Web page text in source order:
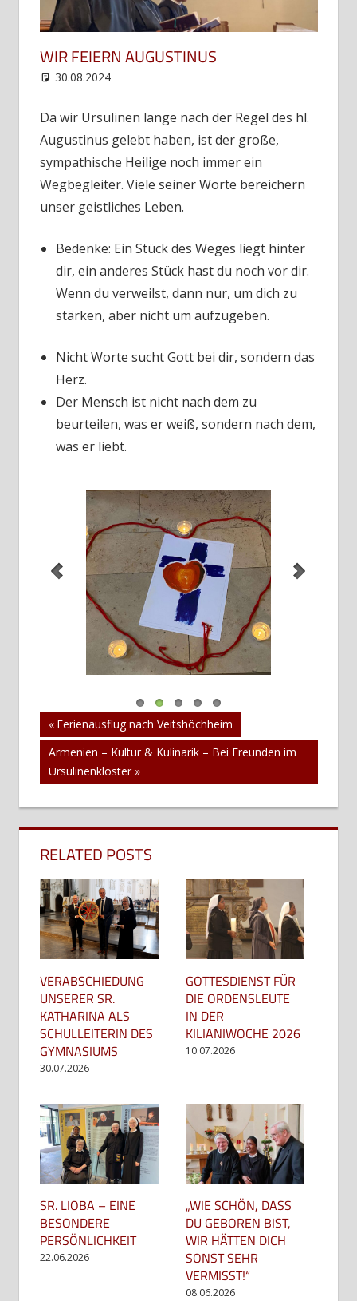
WIR FEIERN AUGUSTINUS
30.08.2024
Da wir Ursulinen lange nach der Regel des hl.
Augustinus gelebt haben, ist der große,
sympathische Heilige noch immer ein
Wegbegleiter. Viele seiner Worte bereichern
unser geistliches Leben.
Bedenke: Ein Stück des Weges liegt hinter
dir, ein anderes Stück hast du noch vor dir.
Wenn du verweilst, dann nur, um dich zu
stärken, aber nicht um aufzugeben.
Nicht Worte sucht Gott bei dir, sondern das
Herz.
Der Mensch ist nicht nach dem zu
beurteilen, was er weiß, sondern nach dem,
was er liebt.
Beitragsnavigation
Vorheriger
Beitrag:
Ferienausflug nach Veitshöchheim
Nächster
Beitrag:
Armenien – Kultur & Kulinarik – Bei Freunden im
Ursulinenkloster
RELATED POSTS
VERABSCHIEDUNG
UNSERER SR.
KATHARINA ALS
SCHULLEITERIN DES
GYMNASIUMS
30.07.2026
GOTTESDIENST FÜR
DIE ORDENSLEUTE
IN DER
KILIANIWOCHE 2026
10.07.2026
SR. LIOBA – EINE
BESONDERE
PERSÖNLICHKEIT
22.06.2026
„WIE SCHÖN, DASS
DU GEBOREN BIST,
WIR HÄTTEN DICH
SONST SEHR
VERMISST!“
08.06.2026